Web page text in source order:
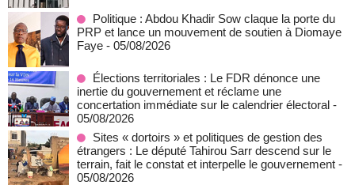
Politique : Abdou Khadir Sow claque la porte du
PRP et lance un mouvement de soutien à Diomaye
Faye - 05/08/2026
Élections territoriales : Le FDR dénonce une
inertie du gouvernement et réclame une
concertation immédiate sur le calendrier électoral -
05/08/2026
Sites « dortoirs » et politiques de gestion des
étrangers : Le député Tahirou Sarr descend sur le
terrain, fait le constat et interpelle le gouvernement -
05/08/2026